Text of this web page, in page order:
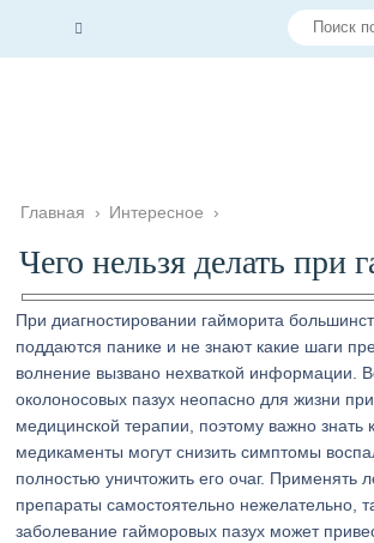
Главная › Интересное ›
Чего нельзя делать при
При диагностировании гайморита
поддаются панике и не знают какие шаги
волнение вызвано нехваткой информации.
околоносовых пазух неопасно для жизни
медицинской терапии, поэтому важно знать
медикаменты могут снизить симптомы
полностью уничтожить его очаг. Применять
препараты самостоятельно нежелательно,
заболевание гайморовых пазух может